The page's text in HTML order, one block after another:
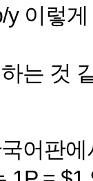
y 이렇
는 것
어판